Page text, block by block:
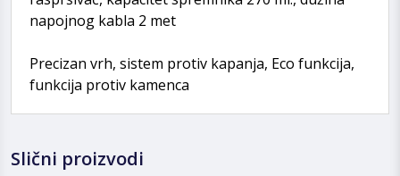
napojnog kabla 2 met
Precizan vrh, sistem protiv kapanja, Eco funkcija,
funkcija protiv kamenca
Slični proizvodi